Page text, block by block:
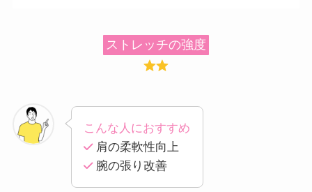
ストレッチの強度
こんな人におすすめ
肩の柔軟性向上
腕の張り改善